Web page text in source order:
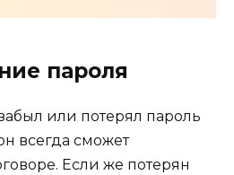
пароля
или потерял пароль
всегда сможет
Если же потерян